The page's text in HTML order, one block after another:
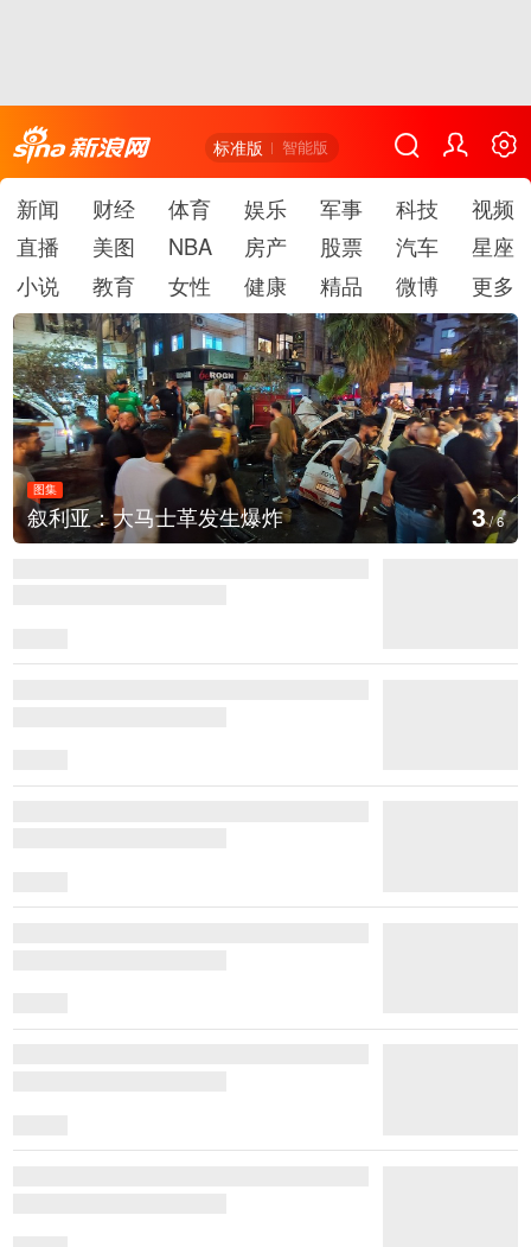
标准版 智能版
新闻 财经 体育 娱乐 军事 科技
视频
直播
美图 NBA 房产 股票 汽车
星座
小说
教育 女性 健康 精品 微博 更多
发生爆炸
图集
云南弥勒：欢庆
4/6